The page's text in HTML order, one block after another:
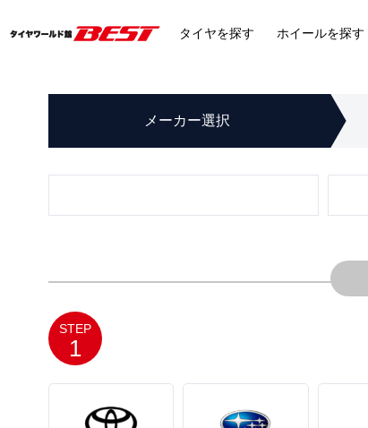
タイヤを探す ホイールを探す
メーカー選択
STEP
1